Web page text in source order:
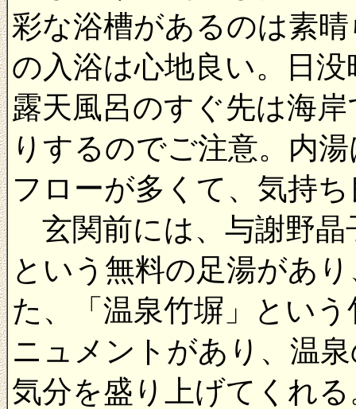
彩な浴槽があるのは素
の入浴は心地良い。日
露天風呂のすぐ先は海
りするのでご注意。内
フローが多くて、気持
玄関前には、与謝野晶
という無料の足湯があ
た、「温泉竹塀」とい
ニュメントがあり、温
気分を盛り上げてくれる